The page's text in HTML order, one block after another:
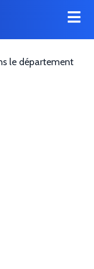
le département